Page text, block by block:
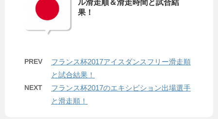
ル滑走順＆滑走時間と試合結
果！
PREV
フランス杯2017アイスダンスフリー滑走順
と試合結果！
NEXT
フランス杯2017のエキシビション出場選手
と滑走順！